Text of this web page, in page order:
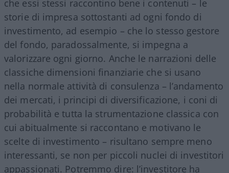
che essi stessi raccontino bene i contenuti – le
storie di impresa sottostanti ad ogni fondo di
investimento, ad esempio – che lo stesso gestore
del fondo, paradossalmente, si impegna a
valorizzare ogni giorno. Anche le narrazioni delle
classiche dimensioni finanziarie che si usano
nella normale attività di consulenza – l’andamento
dei mercati, i principi di diversificazione, i coni di
probabilità e tutta la strumentazione classica con
cui abitualmente si raccontano e motivano le
scelte di investimento – risultano sempre meno
interessanti, se non per piccoli nuclei di investitori
appassionati. Potremmo dire: l’investitore ha